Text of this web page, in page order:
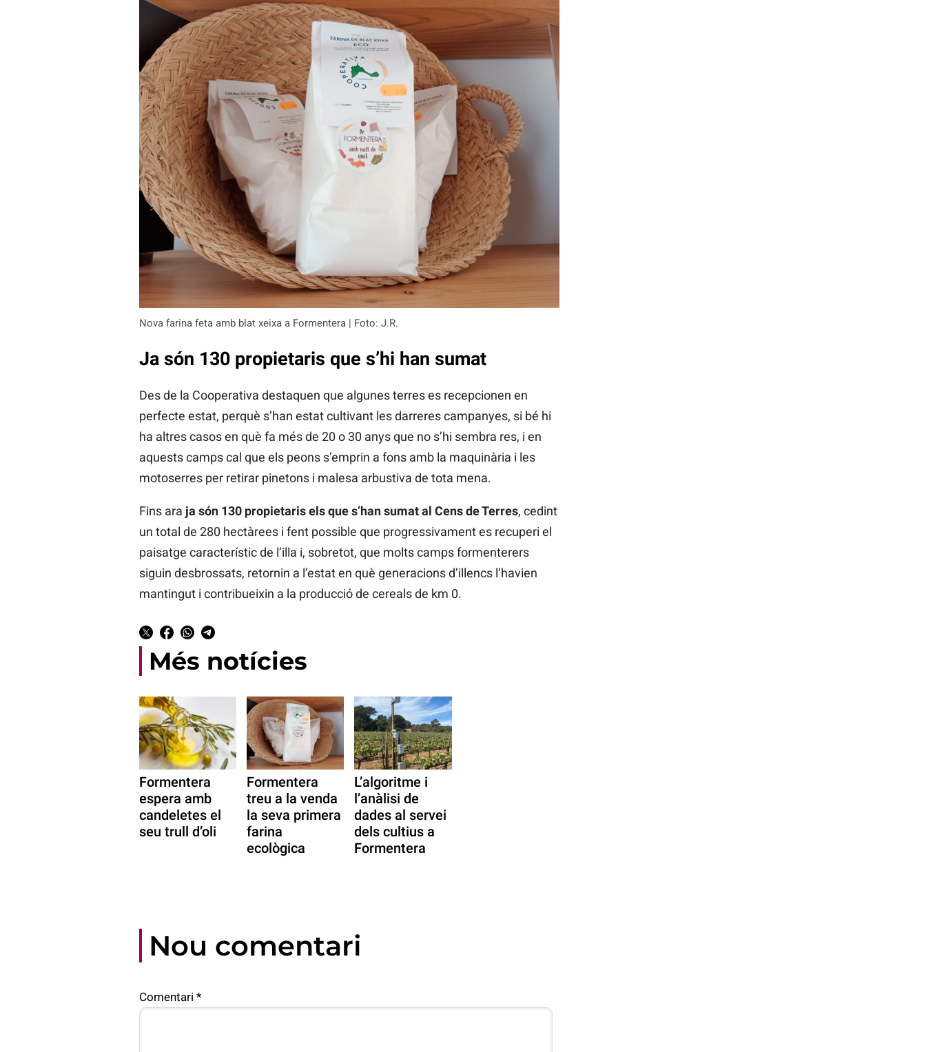
Nova farina feta amb blat xeixa a Formentera | Foto: J.R.
Ja són 130 propietaris que s’hi han sumat
Des de la Cooperativa destaquen que algunes terres es recepcionen en
perfecte estat, perquè s’han estat cultivant les darreres campanyes, si bé hi
ha altres casos en què fa més de 20 o 30 anys que no s’hi sembra res, i en
aquests camps cal que els peons s’emprin a fons amb la maquinària i les
motoserres per retirar pinetons i malesa arbustiva de tota mena.
Fins ara ja són 130 propietaris els que s’han sumat al Cens de Terres, cedint
un total de 280 hectàrees i fent possible que progressivament es recuperi el
paisatge característic de l’illa i, sobretot, que molts camps formenterers
siguin desbrossats, retornin a l’estat en què generacions d’illencs l’havien
mantingut i contribueixin a la producció de cereals de km 0.
Més notícies
Formentera
espera amb
candeletes el
seu trull d’oli
Formentera
treu a la venda
la seva primera
farina
ecològica
L’algoritme i
l’anàlisi de
dades al servei
dels cultius a
Formentera
Nou comentari
Comentari *